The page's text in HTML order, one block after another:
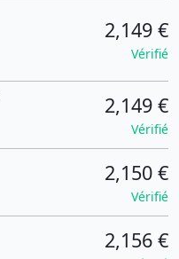
2,149 €
Vérifié
2,149 €
Vérifié
2,150 €
Vérifié
2,156 €